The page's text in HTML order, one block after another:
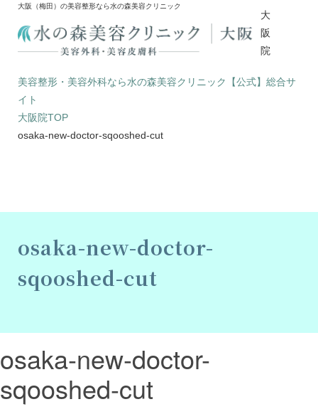
大阪（梅田）の美容整形なら水の森美容クリニック
大
阪
院
美容整形・美容外科なら水の森美容クリニック【公式】総合サ
イト
大阪院TOP
osaka-new-doctor-sqooshed-cut
osaka-new-doctor-
sqooshed-cut
osaka-new-doctor-
sqooshed-cut